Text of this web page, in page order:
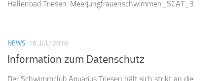
Hallenbad Triesen. Meerjungfrauenschwimmen_SCAT_3
NEWS 16. JULI 2018
Information zum Datenschutz
Der Schwimmclub Aquarius Triesen hält sich strikt an die